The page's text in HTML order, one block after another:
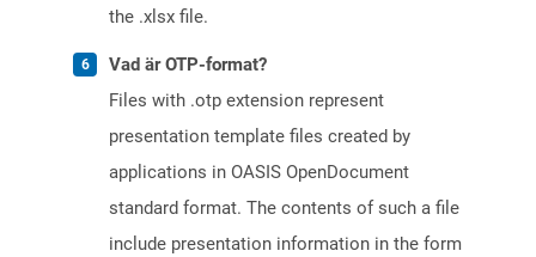
the .xlsx file.
Vad är OTP-format?
Files with .otp extension represent
presentation template files created by
applications in OASIS OpenDocument
standard format. The contents of such a file
include presentation information in the form